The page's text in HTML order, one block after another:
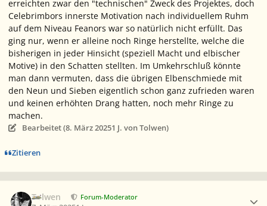
erreichten zwar den "technischen" Zweck des Projektes, doch
Celebrimbors innerste Motivation nach individuellem Ruhm
auf dem Niveau Feanors war so natürlich nicht erfüllt. Das
ging nur, wenn er alleine noch Ringe herstellte, welche die
bisherigen in jeder Hinsicht (speziell Macht und elbischer
Motive) in den Schatten stellten. Im Umkehrschluß könnte
man dann vermuten, dass die übrigen Elbenschmiede mit
den Neun und Sieben eigentlich schon ganz zufrieden waren
und keinen erhöhten Drang hatten, noch mehr Ringe zu
machen.
Bearbeitet (8. März 20251 J. von Tolwen)
Zitieren
Tolwen Forum-Moderator